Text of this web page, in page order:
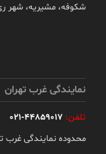
شکوفه، مشیریه، شهر
نمایندگی غرب تهران
تلفن: 44859017-021
محدوده نمایندگی غرب